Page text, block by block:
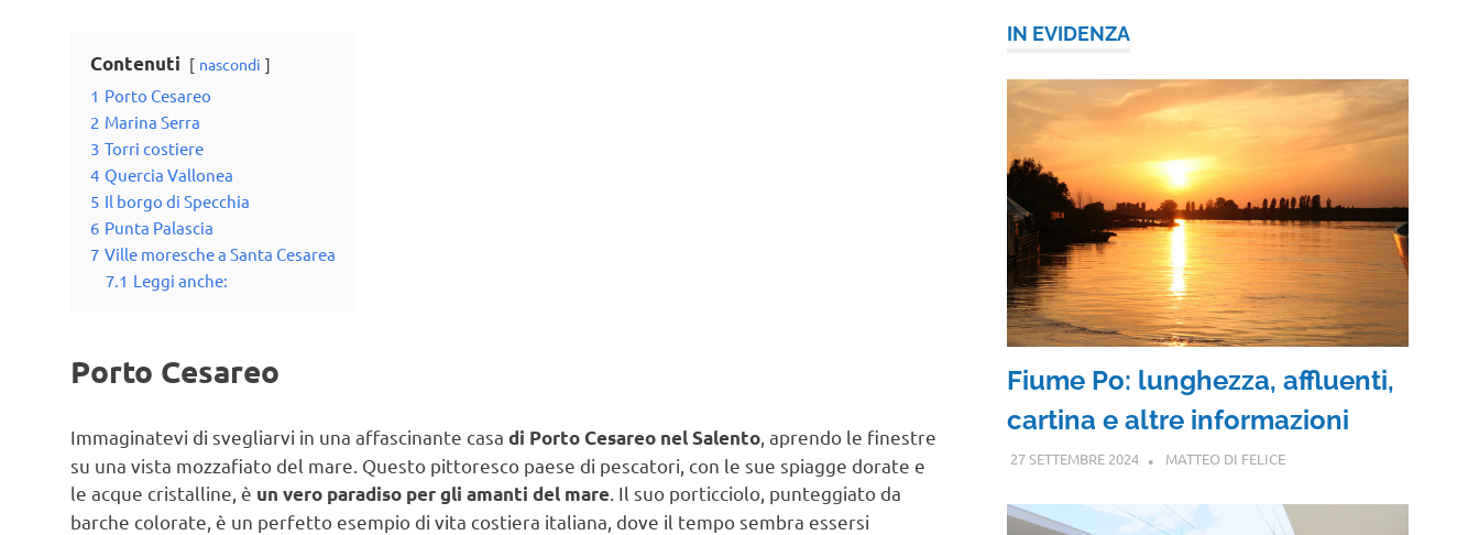
Contenuti nascondi
1 Porto Cesareo
2 Marina Serra
3 Torri costiere
4 Quercia Vallonea
5 Il borgo di Specchia
6 Punta Palascia
7 Ville moresche a Santa Cesarea
7.1 Leggi anche:
Porto Cesareo
Immaginatevi di svegliarvi in una affascinante casa di Porto Cesareo nel Salento , aprendo le finestre
su una vista mozzafiato del mare. Questo pittoresco paese di pescatori, con le sue spiagge dorate e
le acque cristalline, è un vero paradiso per gli amanti del mare . Il suo porticciolo, punteggiato da
barche colorate, è un perfetto esempio di vita costiera italiana, dove il tempo sembra essersi
IN EVIDENZA
Fiume Po: lunghezza, affluenti,
cartina e altre informazioni
27 SETTEMBRE 2024 MATTEO DI FELICE